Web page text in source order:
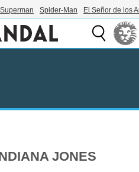
Superman Spider-Man El Señor de los
JONES